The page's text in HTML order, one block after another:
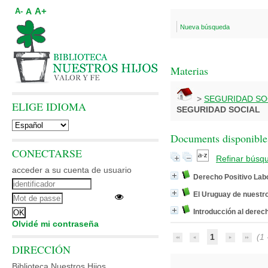
Nueva búsqueda
Materias
> SEGURIDAD
SEGURIDAD SOCIAL
Documents
Refinar
Derecho Positivo
El Uruguay de
Introducción al
1 (1
A- A A+
ELIGE IDIOMA
CONECTARSE
acceder a su cuenta de usuario
Olvidé mi contraseña
DIRECCIÓN